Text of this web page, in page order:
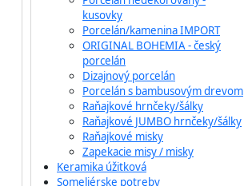
kusovky
Porcelán/kamenina IMPORT
ORIGINAL BOHEMIA - český
porcelán
Dizajnový porcelán
Porcelán s bambusovým drevom
Raňajkové hrnčeky/šálky
Raňajkové JUMBO hrnčeky/šálky
Raňajkové misky
Zapekacie misy / misky
Keramika úžitková
Someliérske potreby